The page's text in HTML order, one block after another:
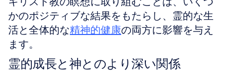
かのポジティブな結果をもたらし、霊的な生
活と全体的な精神的健康の両方に影響を与え
ます。
霊的成長と神とのより深い関係